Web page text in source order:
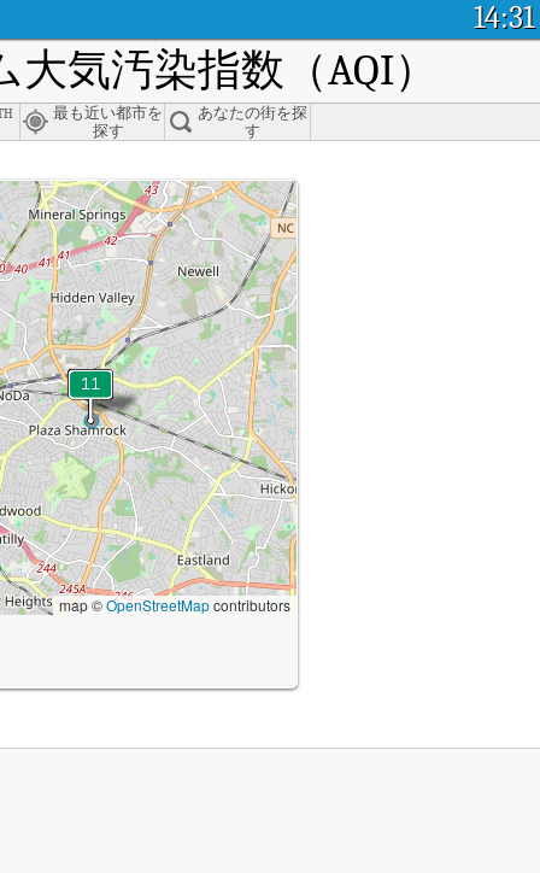
14:31
気汚染指数（AQI）
最も近い都市を
探す
あなたの街を探
す
map ©OpenStreetMapcontributors